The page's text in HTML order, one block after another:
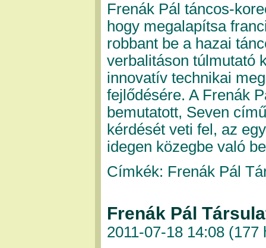
Frenák Pál táncos-
hogy megalapítsa
robbant be a hazai
verbalitáson túlmutató
innovatív technikai
fejlődésére. A Frenák
bemutatott, Seven
kérdését veti fel, az
idegen közegbe való
Címkék: Frenák Pál
Frenák Pál
2011-07-18 14:08 (177